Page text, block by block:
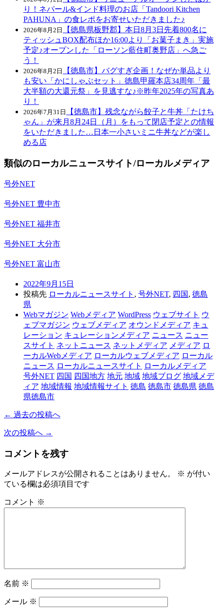
り！ネパール&インド料理のお店「Tandoori Kitchen
PAHUNA」の食レポをお寄せいただきました♪
2026年8月2日
【徳島県板野郡】本日8月3日先着800名に
ティッシュBOX配布ほか16:00より「お菓子まき」実施
予定♪オープンした「ローソン藍住町奥野店」へ急ご
う！
2026年8月2日
【徳島市】バグすぎ企画！なぜか単品より
も安い「かにしゃぶセット」徳島甲羅本店34周年「最
大半額の大還元祭」を見逃すな♪※昨年2025年の写真あ
り！
2026年7月31日
【徳島市】残念ながら餃子と牛丼「たけち
ゃん」が来月8月24日（月）をもって閉店予定との情報
をいただきました…日本一小さいミニ牛丼などが楽し
める店
類似のローカルニュースサイト/ローカルメディア
号外NET
号外NET 豊中市
号外NET 福井市
号外NET 大分市
号外NET 富山市
2022年9月15日
投稿先 ローカルニュースサイト , 号外NET, 四国, 徳島
県
Webマガジン Webメディア WordPress ウェブサイト ウ
ェブマガジン ウェブメディア オウンドメディア キュ
レーション キュレーションメディア ニュース ニュー
スサイト ネットニュース ネットメディア メディア ロ
ーカルWebメディア ローカルウェブメディア ローカル
ニュース ローカルニュースサイト
ローカルメディア
号外NET 四国 四国地方 地元 地域 地域ブログ 地域メデ
ィア 地域情報 地域情報サイト 徳島 徳島市 徳島県 徳島
県徳島市
← 過去の投稿へ
次の投稿へ →
コメントを残す
メールアドレスが公開されることはありません。 ※ が付い
ている欄は必須項目です
コメント ※
名前 ※
メール ※